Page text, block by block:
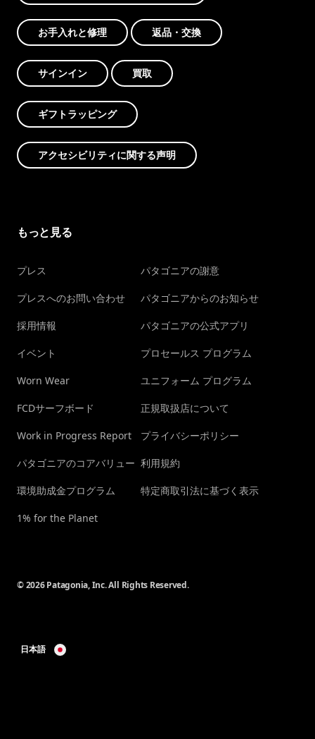
お手入れと修理 返品・交換
サインイン 買取
ギフトラッピング
アクセシビリティに関する声明
もっと見る
プレス
プレスへのお問い合わせ
採用情報
イベント
Worn Wear
FCDサーフボード
Work in Progress Report
パタゴニアのコアバリュー
環境助成金プログラム
1% for the Planet
パタゴニアの謝意
パタゴニアからのお知らせ
パタゴニアの公式アプリ
プロセールス プログラム
ユニフォーム プログラム
正規取扱店について
プライバシーポリシー
利用規約
特定商取引法に基づく表示
© 2026 Patagonia, Inc. All Rights Reserved.
日本語